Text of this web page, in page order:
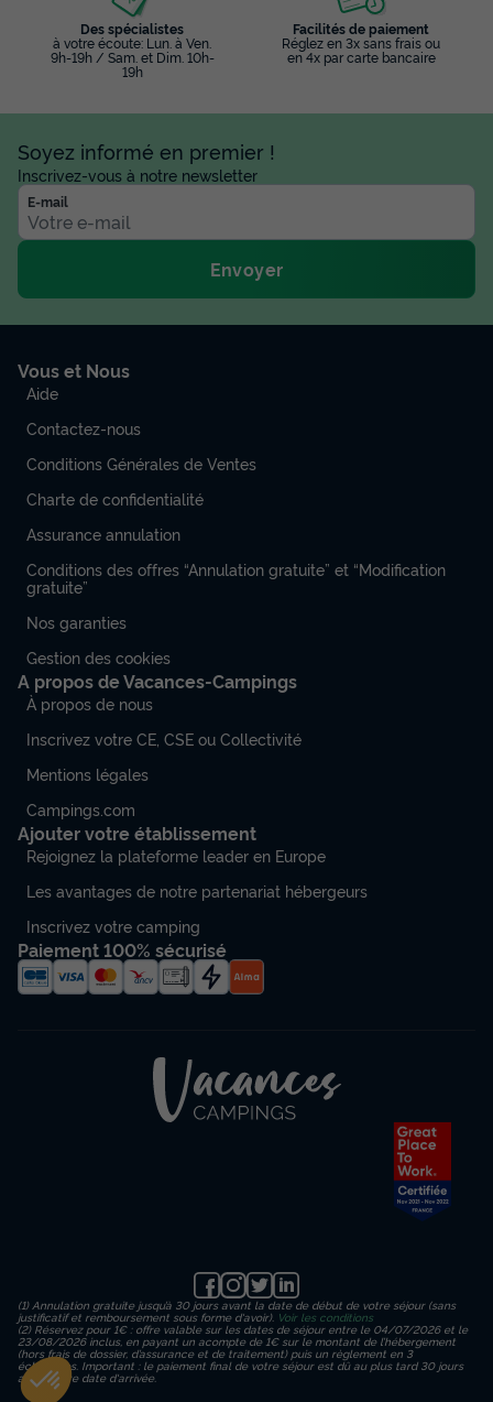
Terrasse semi-couverte
Animaux autorisés *
Cafetière
Congélateur
+ 4
- Spa - cuisine - salle d'eau
du 19/08/2026au26/08/2026
Meilleur prix pour 7 nuits
Modifier les dates
Voir les disponibilités
LODGE 6 personnes - Lodge Rivière 30m²
+ 15m² en mezzanine - 2 chambres - Spa
privatif - cuisine - salle d'eau
Adultes
6
Chambres
Terrasse couverte Accès wifi
Animaux autorisés *
Cafetière
Congélateur
LODGE 6 personnes - Lodge Rivière 30m² + 15m² en
d'eau
24/09/2026 au
Meilleur prix pour 7 nuits
Modifier les dates
LODGE 6 personnes - Lodge Jasmin 34m²
- 3 chambres - cuisine - salle d'eau
Annulation gratuite
Des spécialistes
à votre écoute: Lun. à Ven.
9h-19h / Sam. et Dim. 10h-
19h
Facilités de paiement
Réglez en 3x sans frais ou
en 4x par carte bancaire
Soyez informé en premier !
Inscrivez-vous à notre newsletter
E-mail
Envoyer
Vous et Nous
Aide
Contactez-nous
Conditions Générales de Ventes
Charte de confidentialité
Assurance annulation
Conditions des offres “Annulation gratuite” et “Modification
gratuite”
Nos garanties
Gestion des cookies
A propos de Vacances-Campings
À propos de nous
Inscrivez votre CE, CSE ou Collectivité
Mentions légales
Campings.com
Ajouter votre établissement
Rejoignez la plateforme leader en Europe
Les avantages de notre partenariat hébergeurs
Inscrivez votre camping
Paiement 100% sécurisé
(1) Annulation gratuite jusqu’à 30 jours avant la date de début de votre séjour (sans
justificatif et remboursement sous forme d'avoir). Voir les conditions
(2) Réservez pour 1€ : offre valable sur les dates de séjour entre le 04/07/2026 et le
23/08/2026 inclus, en payant un acompte de 1€ sur le montant de l’hébergement
(hors frais de dossier, d’assurance et de traitement) puis un règlement en 3
échéances. Important : le paiement final de votre séjour est dû au plus tard 30 jours
avant votre date d'arrivée.